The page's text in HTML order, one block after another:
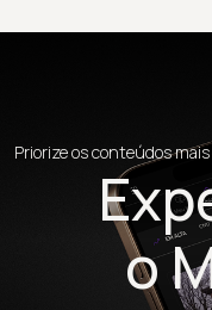
Priorize os conteúdos
o